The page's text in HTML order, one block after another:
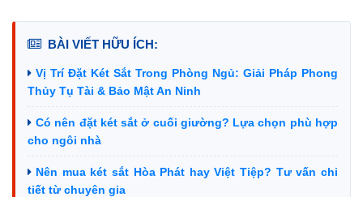
BÀI VIẾT HỮU ÍCH:
Vị Trí Đặt Két Sắt Trong Phòng Ngủ: Giải Pháp Phong
Thủy Tụ Tài & Bảo Mật An Ninh
Có nên đặt két sắt ở cuối giường? Lựa chọn phù hợp
cho ngôi nhà
Nên mua két sắt Hòa Phát hay Việt Tiệp? Tư vấn chi
tiết từ chuyên gia